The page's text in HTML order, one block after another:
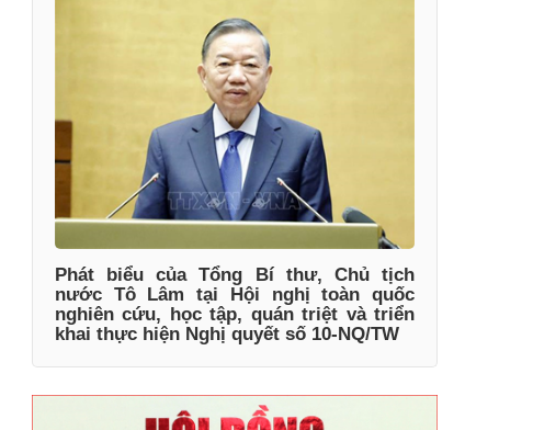
Phát biểu của Tổng Bí thư, Chủ tịch
nước Tô Lâm tại Hội nghị toàn quốc
nghiên cứu, học tập, quán triệt và triển
khai thực hiện Nghị quyết số 10-NQ/TW